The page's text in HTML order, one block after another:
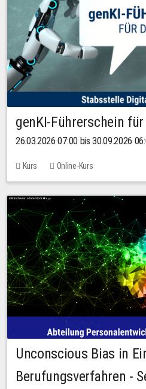
genKI-Führerschein
26.03.2026 07:00 bis 30.09.2026
Kurs Online-Kurs
Unconscious Bias in
Berufungsverfahren -